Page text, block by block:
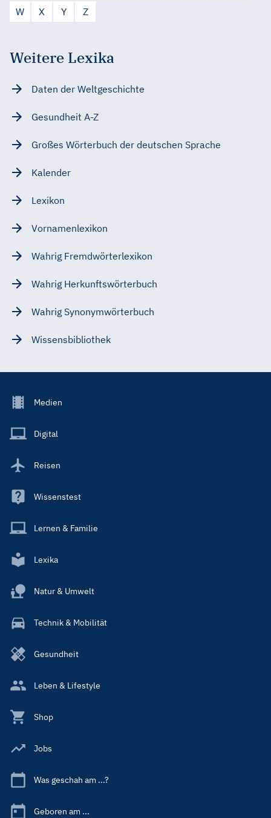
W
X Y Z
Weitere Lexika
Daten der Weltgeschichte
Gesundheit A-Z
Großes Wörterbuch der deutschen Sprache
Kalender
Lexikon
Vornamenlexikon
Wahrig Fremdwörterlexikon
Wahrig Herkunftswörterbuch
Wahrig Synonymwörterbuch
Wissensbibliothek
Footer
Main
Medien
Digital
Reisen
Wissenstest
Lernen & Familie
Lexika
Natur & Umwelt
Technik & Mobilität
Gesundheit
Leben & Lifestyle
Shop
Jobs
Was geschah am ...?
Geboren am ...